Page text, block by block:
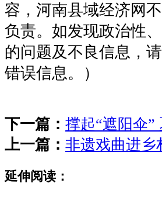
容，河南县域经济网
负责。如发现政治性
的问题及不良信息，
错误信息。）
下一篇： 撑起“遮阳伞”
上一篇： 非遗戏曲进乡
延伸阅读：